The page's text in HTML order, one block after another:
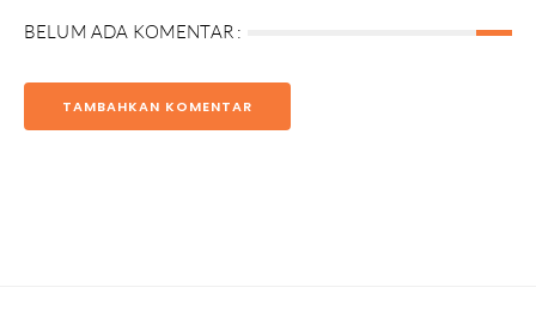
BELUM ADA KOMENTAR :
TAMBAHKAN KOMENTAR